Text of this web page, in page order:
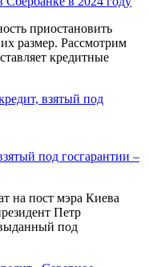
приостановить
размер. Рассмотрим
кредитные
под госгарантии –
на пост мэра Киева
Петр
под